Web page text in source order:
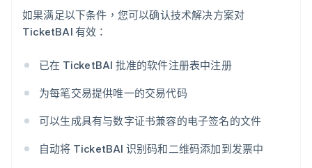
如果满足以下条件，您可以确认技术解决方案对
TicketBAI 有效：
已在 TicketBAI 批准的软件注册表中注册
为每笔交易提供唯一的交易代码
可以生成具有与数字证书兼容的电子签名的文件
自动将 TicketBAI 识别码和二维码添加到发票中